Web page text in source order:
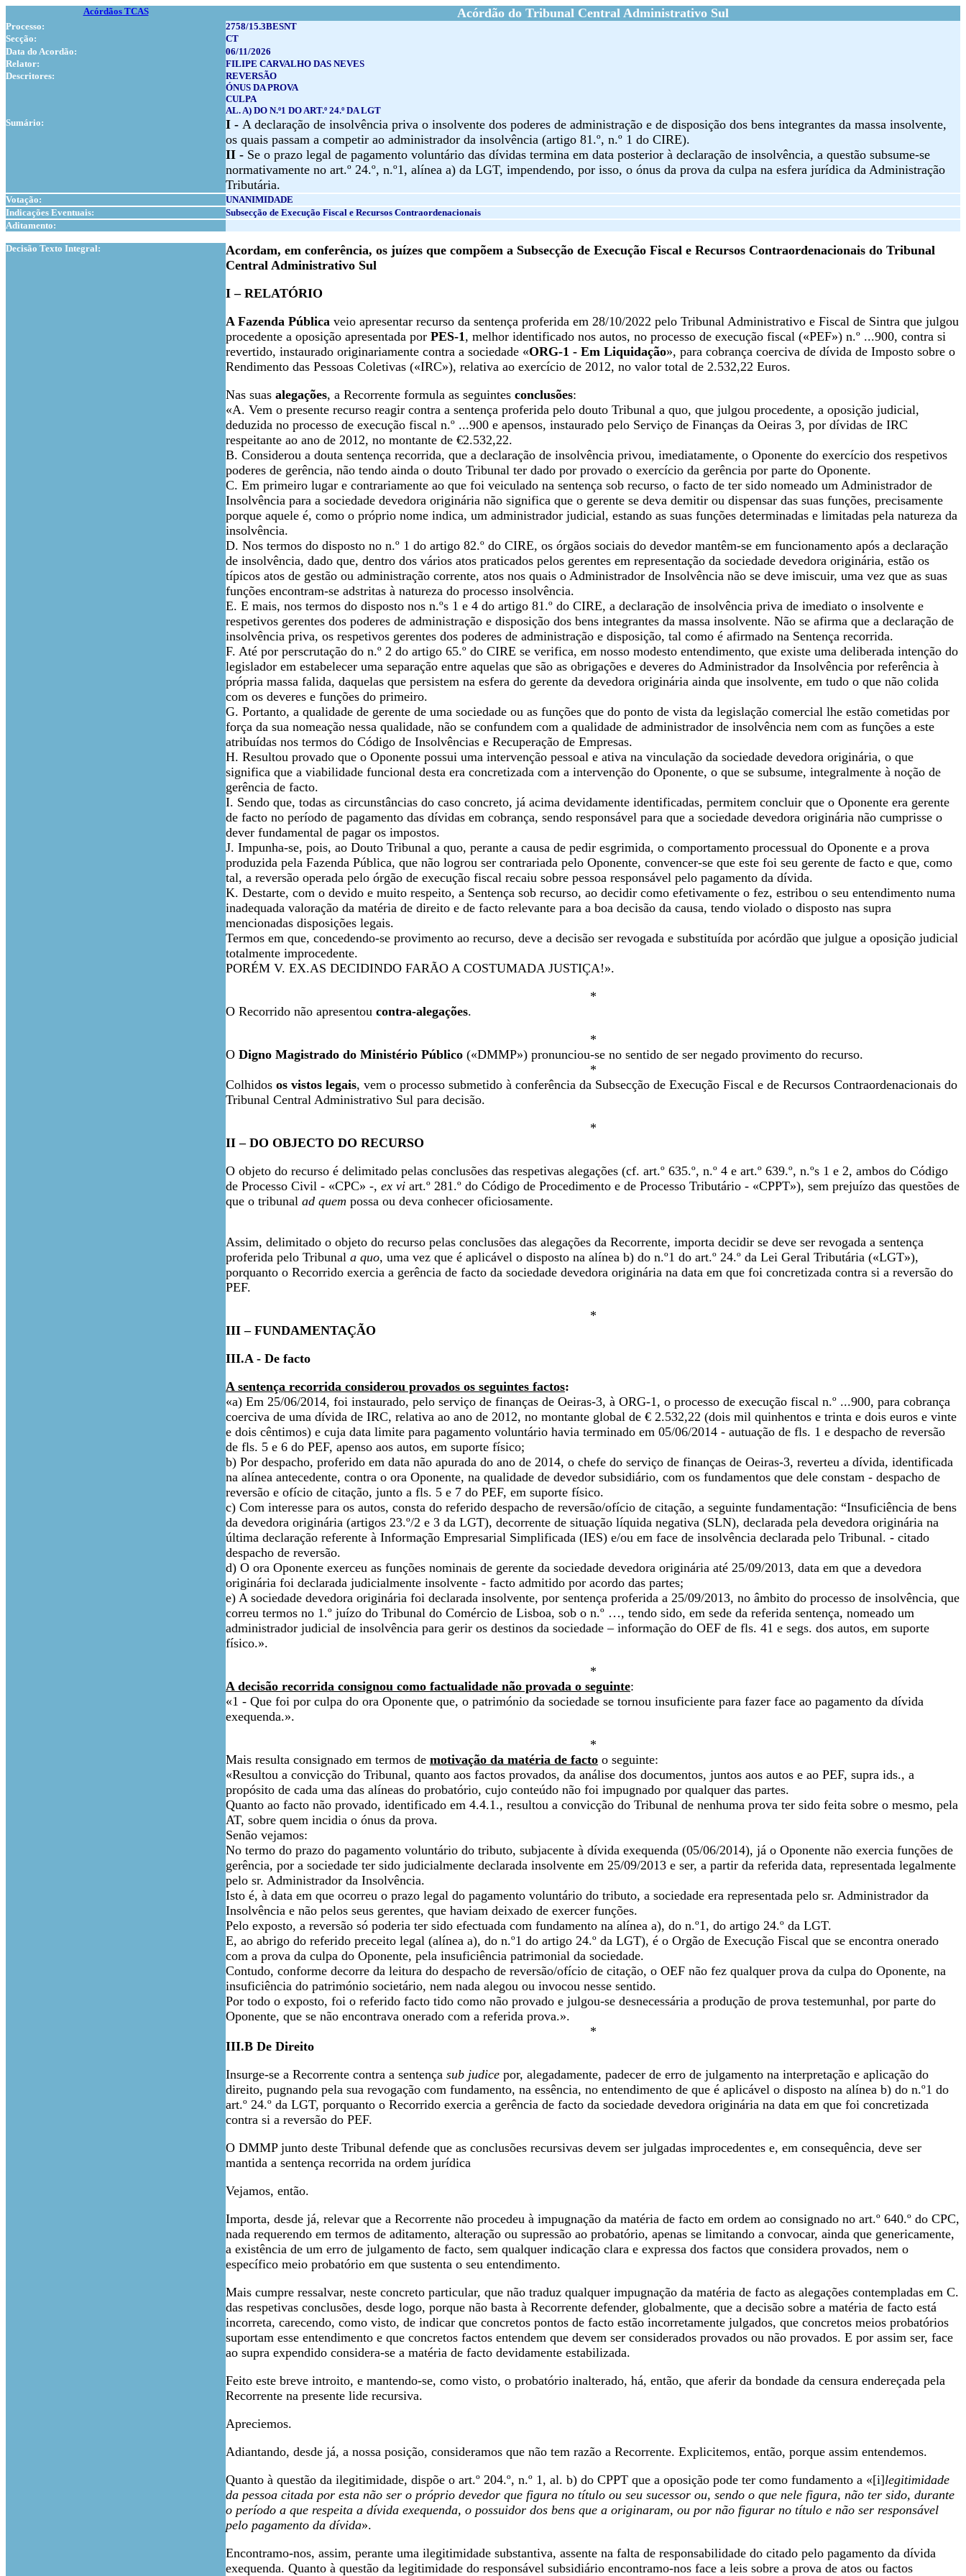
Acórdãos TCAS Acórdão do Tribunal Central Administrativo Sul
Processo:
2758/15.3BESNT
Secção:
CT
Data do Acordão:
06/11/2026
Relator:
FILIPE CARVALHO DAS NEVES
Descritores:
REVERSÃO
ÓNUS DA PROVA
CULPA
AL. A) DO N.º1 DO ART.º 24.º DA LGT
Sumário:
I - A declaração de insolvência priva o insolvente dos poderes de administração e de disposição dos bens integrantes da massa insolvente,
os quais passam a competir ao administrador da insolvência (artigo 81.º, n.º 1 do CIRE).
II - Se o prazo legal de pagamento voluntário das dívidas termina em data posterior à declaração de insolvência, a questão subsume-se
normativamente no art.º 24.º, n.º1, alínea a) da LGT, impendendo, por isso, o ónus da prova da culpa na esfera jurídica da Administração
Tributária.
Votação:
UNANIMIDADE
Indicações Eventuais:
Subsecção de Execução Fiscal e Recursos Contraordenacionais
Aditamento:
Decisão Texto Integral:
Acordam, em conferência, os juízes que compõem a Subsecção de Execução Fiscal e Recursos Contraordenacionais do Tribunal
Central Administrativo Sul
I – RELATÓRIO
A Fazenda Pública veio apresentar recurso da sentença proferida em 28/10/2022 pelo Tribunal Administrativo e Fiscal de Sintra que julgou
procedente a oposição apresentada por PES-1, melhor identificado nos autos, no processo de execução fiscal («PEF») n.º ...900, contra si
revertido, instaurado originariamente contra a sociedade «ORG-1 - Em Liquidação», para cobrança coerciva de dívida de Imposto sobre o
Rendimento das Pessoas Coletivas («IRC»), relativa ao exercício de 2012, no valor total de 2.532,22 Euros.
Nas suas alegações, a Recorrente formula as seguintes conclusões:
«A. Vem o presente recurso reagir contra a sentença proferida pelo douto Tribunal a quo, que julgou procedente, a oposição judicial,
deduzida no processo de execução fiscal n.º ...900 e apensos, instaurado pelo Serviço de Finanças da Oeiras 3, por dívidas de IRC
respeitante ao ano de 2012, no montante de €2.532,22.
B. Considerou a douta sentença recorrida, que a declaração de insolvência privou, imediatamente, o Oponente do exercício dos respetivos
poderes de gerência, não tendo ainda o douto Tribunal ter dado por provado o exercício da gerência por parte do Oponente.
C. Em primeiro lugar e contrariamente ao que foi veiculado na sentença sob recurso, o facto de ter sido nomeado um Administrador de
Insolvência para a sociedade devedora originária não significa que o gerente se deva demitir ou dispensar das suas funções, precisamente
porque aquele é, como o próprio nome indica, um administrador judicial, estando as suas funções determinadas e limitadas pela natureza da
insolvência.
D. Nos termos do disposto no n.º 1 do artigo 82.º do CIRE, os órgãos sociais do devedor mantêm-se em funcionamento após a declaração
de insolvência, dado que, dentro dos vários atos praticados pelos gerentes em representação da sociedade devedora originária, estão os
típicos atos de gestão ou administração corrente, atos nos quais o Administrador de Insolvência não se deve imiscuir, uma vez que as suas
funções encontram-se adstritas à natureza do processo insolvência.
E. E mais, nos termos do disposto nos n.ºs 1 e 4 do artigo 81.º do CIRE, a declaração de insolvência priva de imediato o insolvente e
respetivos gerentes dos poderes de administração e disposição dos bens integrantes da massa insolvente. Não se afirma que a declaração de
insolvência priva, os respetivos gerentes dos poderes de administração e disposição, tal como é afirmado na Sentença recorrida.
F. Até por perscrutação do n.º 2 do artigo 65.º do CIRE se verifica, em nosso modesto entendimento, que existe uma deliberada intenção do
legislador em estabelecer uma separação entre aquelas que são as obrigações e deveres do Administrador da Insolvência por referência à
própria massa falida, daquelas que persistem na esfera do gerente da devedora originária ainda que insolvente, em tudo o que não colida
com os deveres e funções do primeiro.
G. Portanto, a qualidade de gerente de uma sociedade ou as funções que do ponto de vista da legislação comercial lhe estão cometidas por
força da sua nomeação nessa qualidade, não se confundem com a qualidade de administrador de insolvência nem com as funções a este
atribuídas nos termos do Código de Insolvências e Recuperação de Empresas.
H. Resultou provado que o Oponente possui uma intervenção pessoal e ativa na vinculação da sociedade devedora originária, o que
significa que a viabilidade funcional desta era concretizada com a intervenção do Oponente, o que se subsume, integralmente à noção de
gerência de facto.
I. Sendo que, todas as circunstâncias do caso concreto, já acima devidamente identificadas, permitem concluir que o Oponente era gerente
de facto no período de pagamento das dívidas em cobrança, sendo responsável para que a sociedade devedora originária não cumprisse o
dever fundamental de pagar os impostos.
J. Impunha-se, pois, ao Douto Tribunal a quo, perante a causa de pedir esgrimida, o comportamento processual do Oponente e a prova
produzida pela Fazenda Pública, que não logrou ser contrariada pelo Oponente, convencer-se que este foi seu gerente de facto e que, como
tal, a reversão operada pelo órgão de execução fiscal recaiu sobre pessoa responsável pelo pagamento da dívida.
K. Destarte, com o devido e muito respeito, a Sentença sob recurso, ao decidir como efetivamente o fez, estribou o seu entendimento numa
inadequada valoração da matéria de direito e de facto relevante para a boa decisão da causa, tendo violado o disposto nas supra
mencionadas disposições legais.
Termos em que, concedendo-se provimento ao recurso, deve a decisão ser revogada e substituída por acórdão que julgue a oposição judicial
totalmente improcedente.
PORÉM V. EX.AS DECIDINDO FARÃO A COSTUMADA JUSTIÇA!».
*
O Recorrido não apresentou contra-alegações.
*
O Digno Magistrado do Ministério Público («DMMP») pronunciou-se no sentido de ser negado provimento do recurso.
*
Colhidos os vistos legais, vem o processo submetido à conferência da Subsecção de Execução Fiscal e de Recursos Contraordenacionais do
Tribunal Central Administrativo Sul para decisão.
*
II – DO OBJECTO DO RECURSO
O objeto do recurso é delimitado pelas conclusões das respetivas alegações (cf. art.º 635.º, n.º 4 e art.º 639.º, n.ºs 1 e 2, ambos do Código
de Processo Civil - «CPC» -, ex vi art.º 281.º do Código de Procedimento e de Processo Tributário - «CPPT»), sem prejuízo das questões de
que o tribunal ad quem possa ou deva conhecer oficiosamente.
Assim, delimitado o objeto do recurso pelas conclusões das alegações da Recorrente, importa decidir se deve ser revogada a sentença
proferida pelo Tribunal a quo, uma vez que é aplicável o disposto na alínea b) do n.º1 do art.º 24.º da Lei Geral Tributária («LGT»),
porquanto o Recorrido exercia a gerência de facto da sociedade devedora originária na data em que foi concretizada contra si a reversão do
PEF.
*
III – FUNDAMENTAÇÃO
III.A - De facto
A sentença recorrida considerou provados os seguintes factos:
«a) Em 25/06/2014, foi instaurado, pelo serviço de finanças de Oeiras-3, à ORG-1, o processo de execução fiscal n.º ...900, para cobrança
coerciva de uma dívida de IRC, relativa ao ano de 2012, no montante global de € 2.532,22 (dois mil quinhentos e trinta e dois euros e vinte
e dois cêntimos) e cuja data limite para pagamento voluntário havia terminado em 05/06/2014 - autuação de fls. 1 e despacho de reversão
de fls. 5 e 6 do PEF, apenso aos autos, em suporte físico;
b) Por despacho, proferido em data não apurada do ano de 2014, o chefe do serviço de finanças de Oeiras-3, reverteu a dívida, identificada
na alínea antecedente, contra o ora Oponente, na qualidade de devedor subsidiário, com os fundamentos que dele constam - despacho de
reversão e ofício de citação, junto a fls. 5 e 7 do PEF, em suporte físico.
c) Com interesse para os autos, consta do referido despacho de reversão/ofício de citação, a seguinte fundamentação: “Insuficiência de bens
da devedora originária (artigos 23.º/2 e 3 da LGT), decorrente de situação líquida negativa (SLN), declarada pela devedora originária na
última declaração referente à Informação Empresarial Simplificada (IES) e/ou em face de insolvência declarada pelo Tribunal. - citado
despacho de reversão.
d) O ora Oponente exerceu as funções nominais de gerente da sociedade devedora originária até 25/09/2013, data em que a devedora
originária foi declarada judicialmente insolvente - facto admitido por acordo das partes;
e) A sociedade devedora originária foi declarada insolvente, por sentença proferida a 25/09/2013, no âmbito do processo de insolvência, que
correu termos no 1.º juízo do Tribunal do Comércio de Lisboa, sob o n.º …, tendo sido, em sede da referida sentença, nomeado um
administrador judicial de insolvência para gerir os destinos da sociedade – informação do OEF de fls. 41 e segs. dos autos, em suporte
físico.».
*
A decisão recorrida consignou como factualidade não provada o seguinte:
«1 - Que foi por culpa do ora Oponente que, o património da sociedade se tornou insuficiente para fazer face ao pagamento da dívida
exequenda.».
*
Mais resulta consignado em termos de motivação da matéria de facto o seguinte:
«Resultou a convicção do Tribunal, quanto aos factos provados, da análise dos documentos, juntos aos autos e ao PEF, supra ids., a
propósito de cada uma das alíneas do probatório, cujo conteúdo não foi impugnado por qualquer das partes.
Quanto ao facto não provado, identificado em 4.4.1., resultou a convicção do Tribunal de nenhuma prova ter sido feita sobre o mesmo, pela
AT, sobre quem incidia o ónus da prova.
Senão vejamos:
No termo do prazo do pagamento voluntário do tributo, subjacente à dívida exequenda (05/06/2014), já o Oponente não exercia funções de
gerência, por a sociedade ter sido judicialmente declarada insolvente em 25/09/2013 e ser, a partir da referida data, representada legalmente
pelo sr. Administrador da Insolvência.
Isto é, à data em que ocorreu o prazo legal do pagamento voluntário do tributo, a sociedade era representada pelo sr. Administrador da
Insolvência e não pelos seus gerentes, que haviam deixado de exercer funções.
Pelo exposto, a reversão só poderia ter sido efectuada com fundamento na alínea a), do n.º1, do artigo 24.º da LGT.
E, ao abrigo do referido preceito legal (alínea a), do n.º1 do artigo 24.º da LGT), é o Orgão de Execução Fiscal que se encontra onerado
com a prova da culpa do Oponente, pela insuficiência patrimonial da sociedade.
Contudo, conforme decorre da leitura do despacho de reversão/ofício de citação, o OEF não fez qualquer prova da culpa do Oponente, na
insuficiência do património societário, nem nada alegou ou invocou nesse sentido.
Por todo o exposto, foi o referido facto tido como não provado e julgou-se desnecessária a produção de prova testemunhal, por parte do
Oponente, que se não encontrava onerado com a referida prova.».
*
III.B De Direito
Insurge-se a Recorrente contra a sentença sub judice por, alegadamente, padecer de erro de julgamento na interpretação e aplicação do
direito, pugnando pela sua revogação com fundamento, na essência, no entendimento de que é aplicável o disposto na alínea b) do n.º1 do
art.º 24.º da LGT, porquanto o Recorrido exercia a gerência de facto da sociedade devedora originária na data em que foi concretizada
contra si a reversão do PEF.
O DMMP junto deste Tribunal defende que as conclusões recursivas devem ser julgadas improcedentes e, em consequência, deve ser
mantida a sentença recorrida na ordem jurídica
Vejamos, então.
Importa, desde já, relevar que a Recorrente não procedeu à impugnação da matéria de facto em ordem ao consignado no art.º 640.º do CPC,
nada requerendo em termos de aditamento, alteração ou supressão ao probatório, apenas se limitando a convocar, ainda que genericamente,
a existência de um erro de julgamento de facto, sem qualquer indicação clara e expressa dos factos que considera provados, nem o
específico meio probatório em que sustenta o seu entendimento.
Mais cumpre ressalvar, neste concreto particular, que não traduz qualquer impugnação da matéria de facto as alegações contempladas em C.
das respetivas conclusões, desde logo, porque não basta à Recorrente defender, globalmente, que a decisão sobre a matéria de facto está
incorreta, carecendo, como visto, de indicar que concretos pontos de facto estão incorretamente julgados, que concretos meios probatórios
suportam esse entendimento e que concretos factos entendem que devem ser considerados provados ou não provados. E por assim ser, face
ao supra expendido considera-se a matéria de facto devidamente estabilizada.
Feito este breve introito, e mantendo-se, como visto, o probatório inalterado, há, então, que aferir da bondade da censura endereçada pela
Recorrente na presente lide recursiva.
Apreciemos.
Adiantando, desde já, a nossa posição, consideramos que não tem razão a Recorrente. Explicitemos, então, porque assim entendemos.
Quanto à questão da ilegitimidade, dispõe o art.º 204.º, n.º 1, al. b) do CPPT que a oposição pode ter como fundamento a «[i]legitimidade
da pessoa citada por esta não ser o próprio devedor que figura no título ou seu sucessor ou, sendo o que nele figura, não ter sido, durante
o período a que respeita a dívida exequenda, o possuidor dos bens que a originaram, ou por não figurar no título e não ser responsável
pelo pagamento da dívida».
Encontramo-nos, assim, perante uma ilegitimidade substantiva, assente na falta de responsabilidade do citado pelo pagamento da dívida
exequenda. Quanto à questão da legitimidade do responsável subsidiário encontramo-nos face a leis sobre a prova de atos ou factos